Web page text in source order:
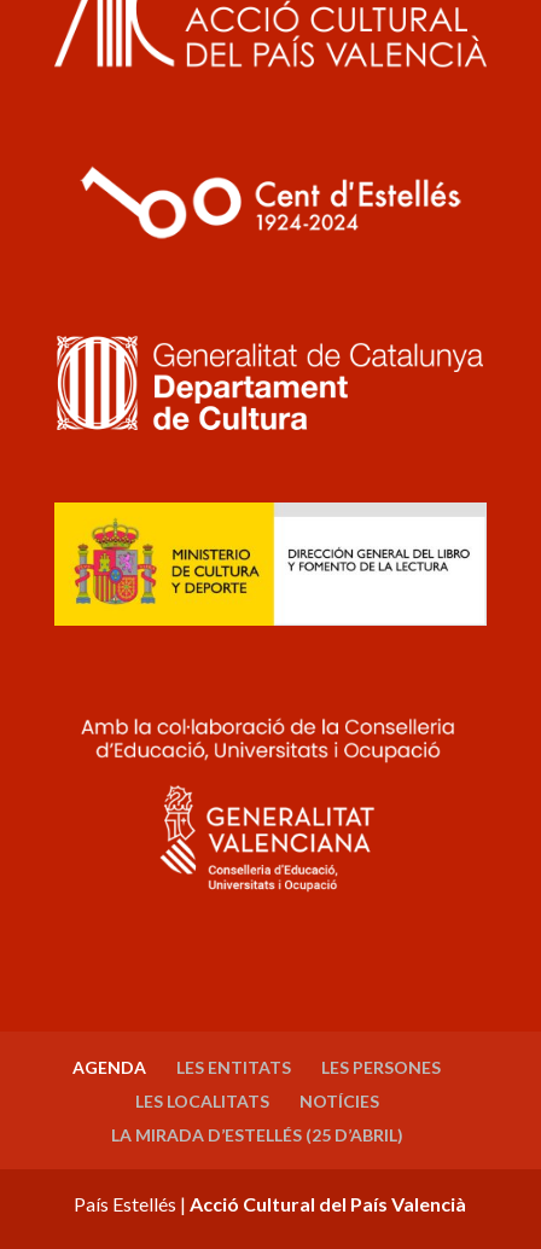
AGENDA LES ENTITATS
LES PERSONES
LES LOCALITATS
NOTÍCIES
LA MIRADA D’ESTELLÉS (25 D’ABRIL)
País Estellés |Acció Cultural del País Valencià